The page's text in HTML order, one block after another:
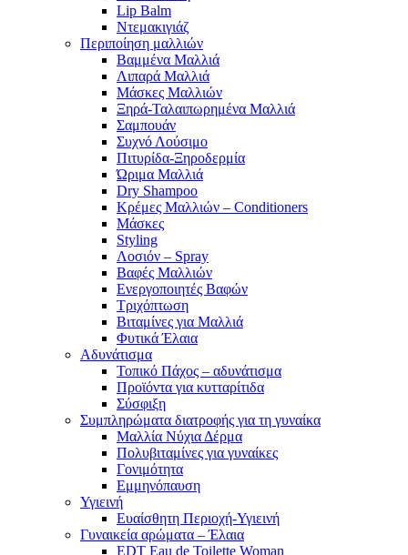
Lip Balm
Ντεμακιγιάζ
Περιποίηση μαλλιών
Βαμμένα Μαλλιά
Λιπαρά Μαλλιά
Μάσκες Μαλλιών
Ξηρά-Ταλαιπωρημένα Μαλλιά
Σαμπουάν
Συχνό Λούσιμο
Πιτυρίδα-Ξηροδερμία
Ώριμα Μαλλιά
Dry Shampoo
Κρέμες Μαλλιών – Conditioners
Μάσκες
Styling
Λοσιόν – Spray
Βαφές Μαλλιών
Ενεργοποιητές Βαφών
Τριχόπτωση
Βιταμίνες για Μαλλιά
Φυτικά Έλαια
Αδυνάτισμα
Τοπικό Πάχος – αδυνάτισμα
Προϊόντα για κυτταρίτιδα
Σύσφιξη
Συμπληρώματα διατροφής για τη γυναίκα
Μαλλία Νύχια Δέρμα
Πολυβιταμίνες για γυναίκες
Γονιμότητα
Εμμηνόπαυση
Υγιεινή
Ευαίσθητη Περιοχή-Υγιεινή
Γυναικεία αρώματα – Έλαια
EDT Eau de Toilette Woman